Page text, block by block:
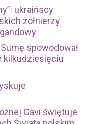
ukraińscy
żołnierzy
spowodował
kilkudziesięciu
Gavi świętuje